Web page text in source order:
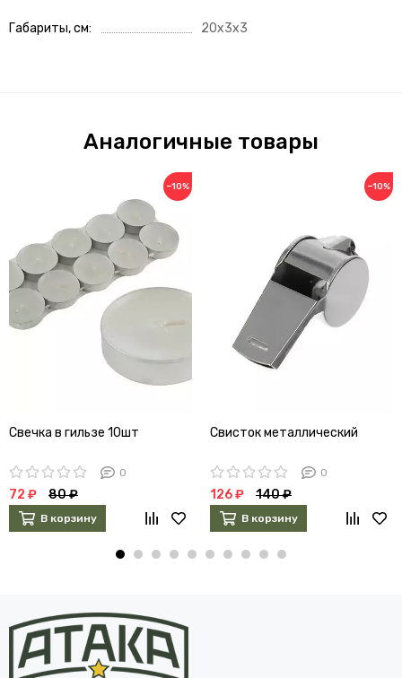
Габариты, см 20x3x3
Аналогичные товары
−10%
Свечка в гильзе 10шт
0
72 ₽ 80 ₽
В корзину
−10%
Свисток металлический
0
126 ₽ 140 ₽
В корзину